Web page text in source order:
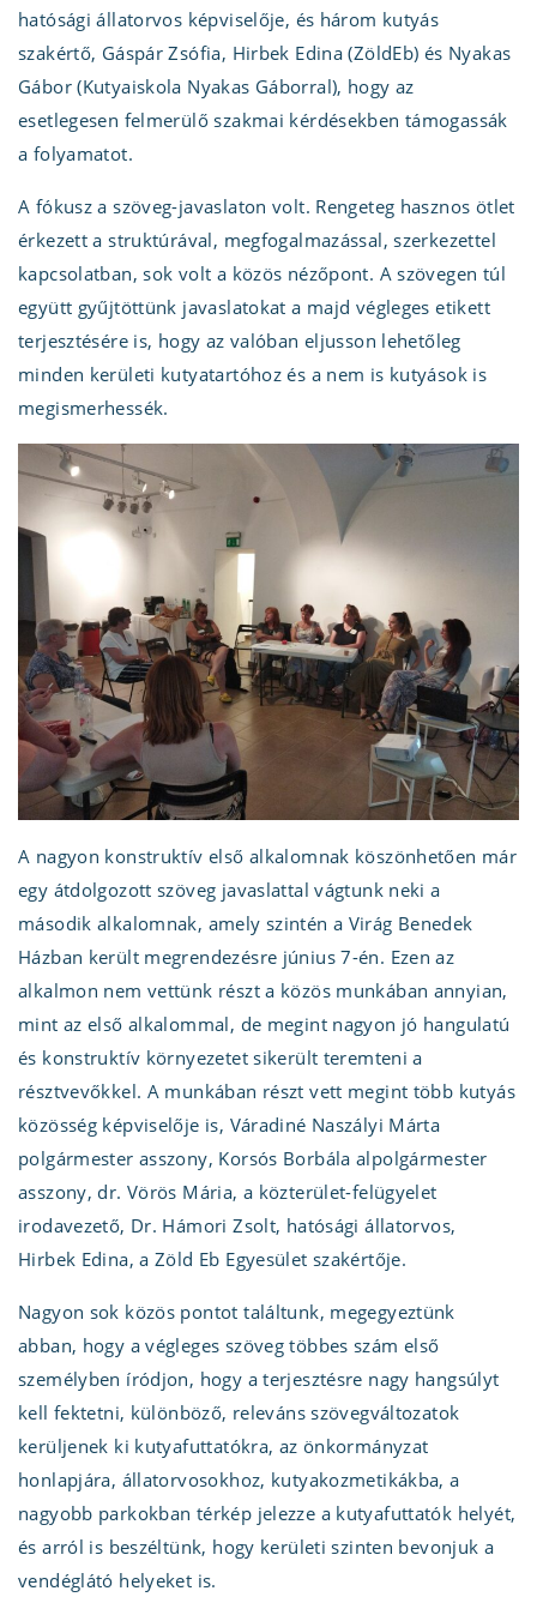
hatósági állatorvos képviselője, és három kutyás
szakértő, Gáspár Zsófia, Hirbek Edina (ZöldEb) és Nyakas
Gábor (Kutyaiskola Nyakas Gáborral), hogy az
esetlegesen felmerülő szakmai kérdésekben támogassák
a folyamatot.
A fókusz a szöveg-javaslaton volt. Rengeteg hasznos ötlet
érkezett a struktúrával, megfogalmazással, szerkezettel
kapcsolatban, sok volt a közös nézőpont. A szövegen túl
együtt gyűjtöttünk javaslatokat a majd végleges etikett
terjesztésére is, hogy az valóban eljusson lehetőleg
minden kerületi kutyatartóhoz és a nem is kutyások is
megismerhessék.
A nagyon konstruktív első alkalomnak köszönhetően már
egy átdolgozott szöveg javaslattal vágtunk neki a
második alkalomnak, amely szintén a Virág Benedek
Házban került megrendezésre június 7-én. Ezen az
alkalmon nem vettünk részt a közös munkában annyian,
mint az első alkalommal, de megint nagyon jó hangulatú
és konstruktív környezetet sikerült teremteni a
résztvevőkkel. A munkában részt vett megint több kutyás
közösség képviselője is, Váradiné Naszályi Márta
polgármester asszony, Korsós Borbála alpolgármester
asszony, dr. Vörös Mária, a közterület-felügyelet
irodavezető, Dr. Hámori Zsolt, hatósági állatorvos,
Hirbek Edina, a Zöld Eb Egyesület szakértője.
Nagyon sok közös pontot találtunk, megegyeztünk
abban, hogy a végleges szöveg többes szám első
személyben íródjon, hogy a terjesztésre nagy hangsúlyt
kell fektetni, különböző, releváns szövegváltozatok
kerüljenek ki kutyafuttatókra, az önkormányzat
honlapjára, állatorvosokhoz, kutyakozmetikákba, a
nagyobb parkokban térkép jelezze a kutyafuttatók helyét,
és arról is beszéltünk, hogy kerületi szinten bevonjuk a
vendéglátó helyeket is.